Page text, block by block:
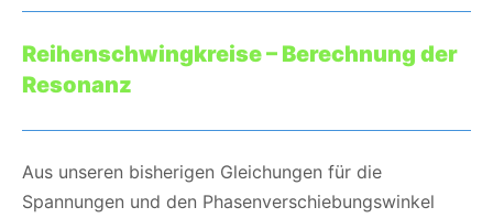
Reihenschwingkreise – Berechnung der
Resonanz
Aus unseren bisherigen Gleichungen für die
Spannungen und den Phasenverschiebungswinkel